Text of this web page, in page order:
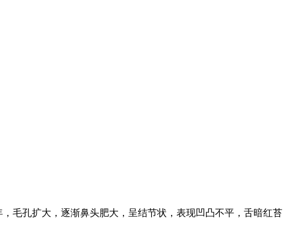
毛孔扩大，逐渐鼻头肥大，呈结节状，表现凹凸不平，舌暗红苔